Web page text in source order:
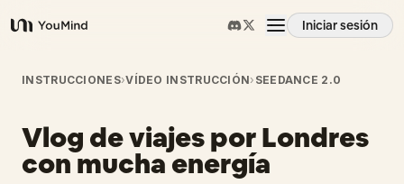
YouMind
Iniciar sesión
Resumen
Casos de uso
INSTRUCCIONES›VÍDEO INSTRUCCIÓN› SEEDANCE 2.0
Vlog de viajes por Londres
con mucha energía